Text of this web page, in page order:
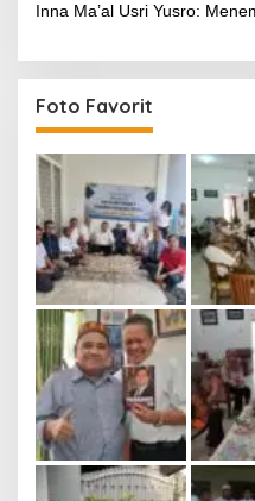
Inna Ma’al Usri Yusro:
Foto Favorit